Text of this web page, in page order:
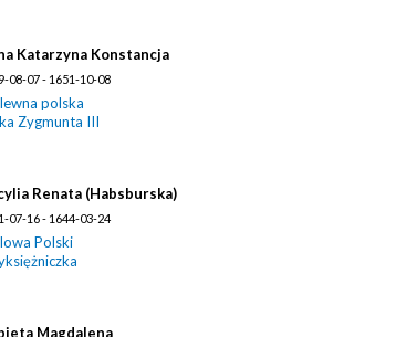
Katarzyna Konstancja
08-07 - 1651-10-08
polska
Zygmunta III
Renata (Habsburska)
07-16 - 1644-03-24
Polski
Magdalena